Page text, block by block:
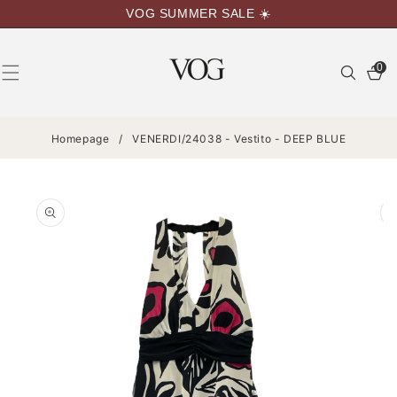
CONTENUTI
VOG SUMMER SALE ☀️
0
Homepage / VENERDI/24038 - Vestito - DEEP BLUE
SUL
PRODOTTO